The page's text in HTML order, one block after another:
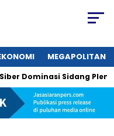
MEGAPOLITAN
Sidang Pleno KTT